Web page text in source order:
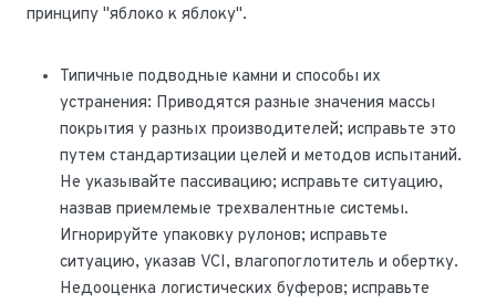
принципу "яблоко к яблоку".
Типичные подводные камни и способы их
устранения: Приводятся разные значения массы
покрытия у разных производителей; исправьте это
путем стандартизации целей и методов испытаний.
Не указывайте пассивацию; исправьте ситуацию,
назвав приемлемые трехвалентные системы.
Игнорируйте упаковку рулонов; исправьте
ситуацию, указав VCI, влагопоглотитель и обертку.
Недооценка логистических буферов; исправьте